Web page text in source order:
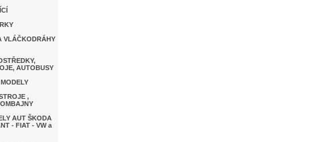
VLÁČKODRÁHY
AUTOBUSY
,
AUT ŠKODA
- FIAT - VW a